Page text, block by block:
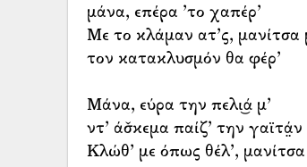
μάνα, επέρα ’το χαπέρ’
Με το κλάμαν ατ’ς, μανίτσα
τον κατακλυσμόν θα φέρ’
Μάνα, εύρα την πελι͜ά μ’
ντ’ άσ̌κεμα παίζ’ την γαϊτά̤ν
Κλώθ’ με όπως θέλ’, μανίτσα